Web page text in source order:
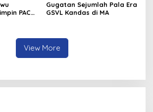
PAC
Gugatan Sejumlah Pala Era
GSVL Kandas di MA
View More